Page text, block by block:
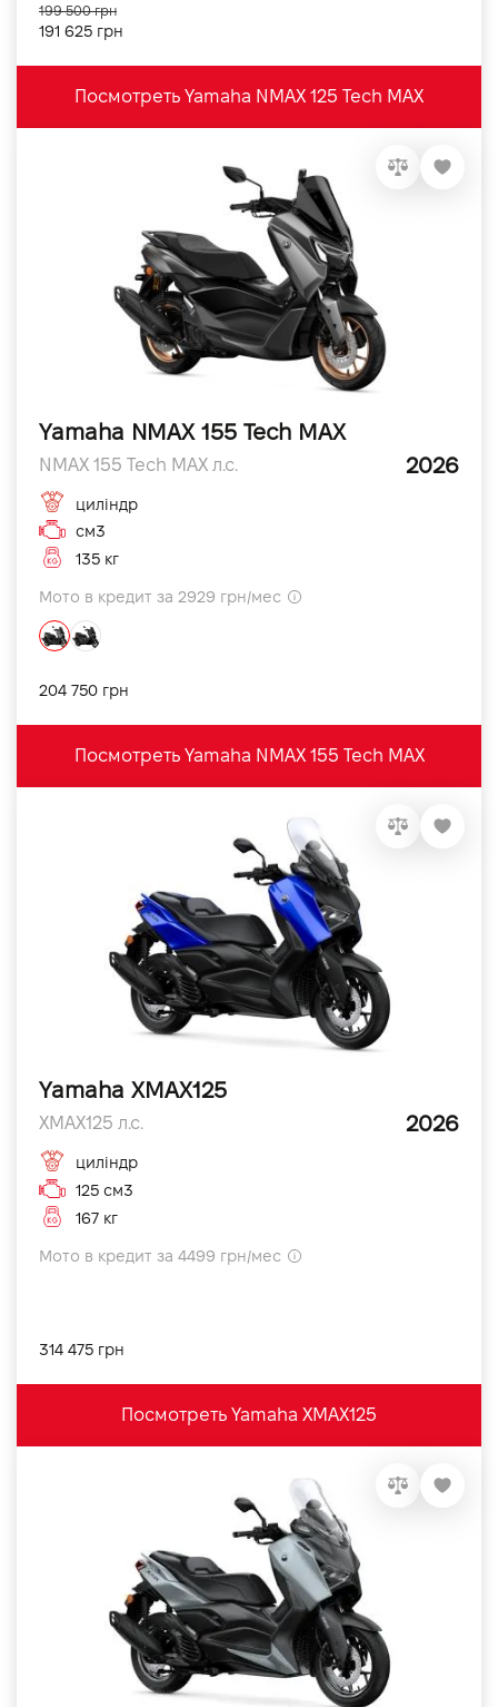
191 625 грн
199 500 грн
Посмотреть Yamaha NMAX 125 Tech MAX
Yamaha NMAX 155 Tech MAX
NMAX 155 Tech MAX л.с. 2026
циліндр
см3
135 кг
Мото в кредит за 2929 грн/мес
204 750 грн
Посмотреть Yamaha NMAX 155 Tech MAX
Yamaha XMAX125
XMAX125 л.с. 2026
циліндр
125 см3
167 кг
Мото в кредит за 4499 грн/мес
314 475 грн
Посмотреть Yamaha XMAX125